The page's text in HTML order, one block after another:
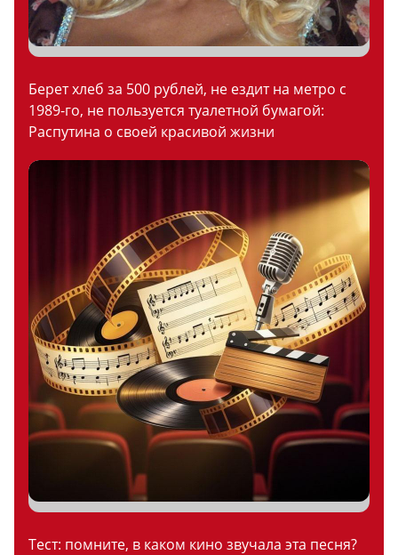
Берет хлеб за 500 рублей, не ездит на метро с
1989-го, не пользуется туалетной бумагой:
Распутина о своей красивой жизни
Тест: помните, в каком кино звучала эта песня?